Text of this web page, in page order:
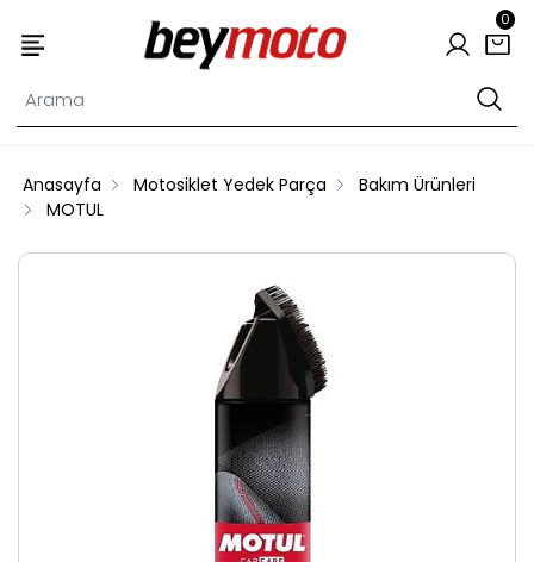
0
Anasayfa Motosiklet Yedek Parça
Bakım Ürünleri
MOTUL